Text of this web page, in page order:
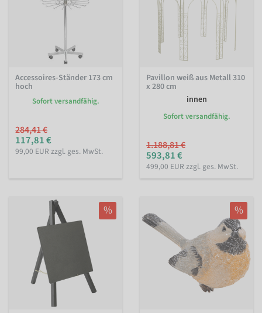
Accessoires-Ständer 173 cm
hoch
Sofort versandfähig.
284,41 €
117,81 €
99,00 EUR zzgl. ges. MwSt.
Pavillon weiß aus Metall 310
x 280 cm
innen
Sofort versandfähig.
1.188,81 €
593,81 €
499,00 EUR zzgl. ges. MwSt.
% %